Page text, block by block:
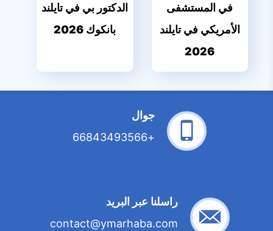
في المستشفى
الأمريكي في تايلند
2026
الدكتور بي في تايلند
بانكوك 2026
جوال
+66843493566
راسلنا عبر البريد
contact@ymarhaba.com